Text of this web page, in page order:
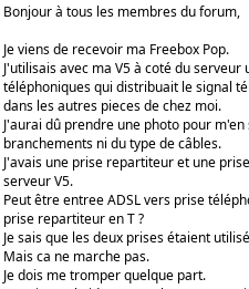
Bonjour à tous les membres du forum,
Je viens de recevoir ma Freebox Pop.
J'utilisais avec ma V5 à coté du
téléphoniques qui distribuait le signal
dans les autres pieces de chez moi.
J'aurai dû prendre une photo pour
branchements ni du type de câbles.
J'avais une prise repartiteur et une
serveur V5.
Peut être entree ADSL vers prise
prise repartiteur en T ?
Je sais que les deux prises étaient
Mais ca ne marche pas.
Je dois me tromper quelque part.